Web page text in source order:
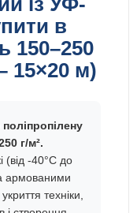
в
150–250
15×20 м)
г/м².
(від -40°C до
армованими
техніки,